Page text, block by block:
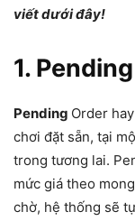
viết dưới đây!
1.
Pending Order
chơi đặt sẵn, tại
trong tương lai.
mức giá theo
chờ, hệ thống sẽ